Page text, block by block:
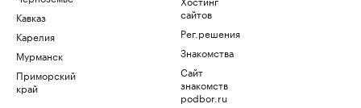
Кавказ
Карелия
Мурманск
Приморский
край
сайтов
Рег.решения
Знакомства
Сайт
знакомств
podbor.ru